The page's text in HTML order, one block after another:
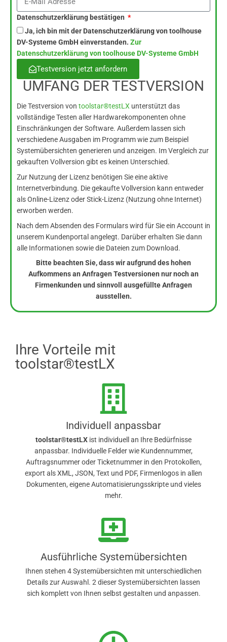
Datenschutzerklärung bestätigen
Ja, ich bin mit der Datenschutzerklärung von toolhouse
DV-Systeme GmbH einverstanden. Zur
Datenschutzerklärung von toolhouse DV-Systeme GmbH
Testversion jetzt anfordern
UMFANG DER TESTVERSION
Die Testversion von toolstar®testLX unterstützt das
vollständige Testen aller Hardwarekomponenten ohne
Einschränkungen der Software. Außerdem lassen sich
verschiedene Ausgaben im Programm wie zum Beispiel
Systemübersichten generieren und anzeigen. Im Vergleich zur
gekauften Vollversion gibt es keinen Unterschied.
Zur Nutzung der Lizenz benötigen Sie eine aktive
Internetverbindung. Die gekaufte Vollversion kann entweder
als Online-Lizenz oder Stick-Lizenz (Nutzung ohne Internet)
erworben werden.
Nach dem Absenden des Formulars wird für Sie ein Account in
unserem Kundenportal angelegt. Darüber erhalten Sie dann
alle Informationen sowie die Dateien zum Download.
Bitte beachten Sie, dass wir aufgrund des hohen
Aufkommens an Anfragen Testversionen nur noch an
Firmenkunden und sinnvoll ausgefüllte Anfragen
ausstellen.
Ihre Vorteile mit
toolstar®testLX
Individuell anpassbar
toolstar®testLX ist individuell an Ihre Bedürfnisse
anpassbar. Individuelle Felder wie Kundennummer,
Auftragsnummer oder Ticketnummer in den Protokollen,
export als XML, JSON, Text und PDF, Firmenlogos in allen
Dokumenten, eigene Automatisierungsskripte und vieles
mehr.
Ausführliche Systemübersichten
Ihnen stehen 4 Systemübersichten mit unterschiedlichen
Details zur Auswahl. 2 dieser Systemübersichten lassen
sich komplett von Ihnen selbst gestalten und anpassen.